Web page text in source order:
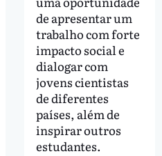
de apresentar um
trabalho com forte
impacto social e
dialogar com
jovens cientistas
de diferentes
países, além de
inspirar outros
estudantes.